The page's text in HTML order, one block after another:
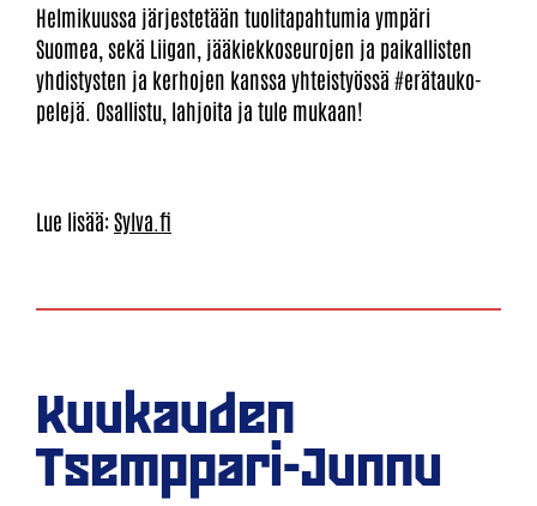
Helmikuussa järjestetään tuolitapahtumia ympäri
Suomea, sekä Liigan, jääkiekkoseurojen ja paikallisten
yhdistysten ja kerhojen kanssa yhteistyössä #erätauko-
pelejä. Osallistu, lahjoita ja tule mukaan!
Lue lisää:Sylva.fi
Kuukauden
Tsemppari-Junnu